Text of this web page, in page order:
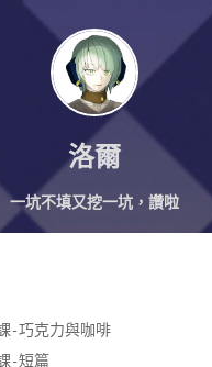
洛爾
一坑不填又挖一坑，讚啦
-巧克力與咖啡
-短篇